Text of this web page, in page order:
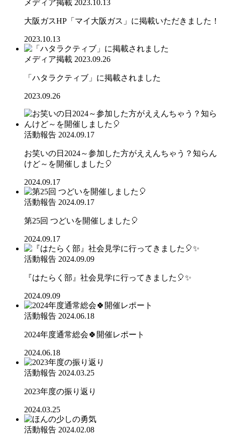
メディア掲載 2023.10.13
大阪ガスHP「マイ大阪ガス」に掲載いただきました！
2023.10.13
メディア掲載 2023.09.26
「ハタラクティブ」に掲載されました
2023.09.26
活動報告 2024.09.17
お笑いの日2024～参加した方がええんちゃう？知らん
けど～を開催しました🎈
2024.09.17
活動報告 2024.09.17
第25回 つどいを開催しました🎈
2024.09.17
活動報告 2024.09.09
『はたらく部』社会見学に行ってきました🎈✨
2024.09.09
活動報告 2024.06.18
2024年度通常総会🍀開催レポート
2024.06.18
活動報告 2024.03.25
2023年度の振り返り
2024.03.25
活動報告 2024.02.08